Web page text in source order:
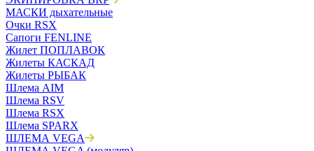
МАСКИ дыхательные
Очки RSX
Сапоги FENLINE
Жилет ПОПЛАВОК
Жилеты КАСКАД
Жилеты РЫБАК
Шлема AIM
Шлема RSV
Шлема RSX
Шлема SPARX
ШЛЕМА VEGA